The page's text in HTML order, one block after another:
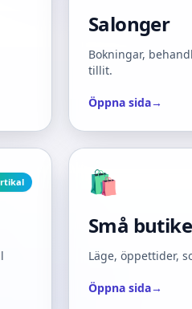
Salonger
Bokningar,
tillit.
Öppna sida→
🛍️
Små
Läge, öppettider,
Öppna sida→